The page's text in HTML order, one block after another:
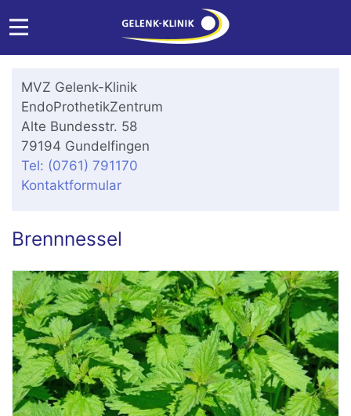
MVZ Gelenk-Klinik
EndoProthetikZentrum
Alte Bundesstr. 58
79194 Gundelfingen
Tel: (0761) 791170
Kontaktformular
Brennnessel